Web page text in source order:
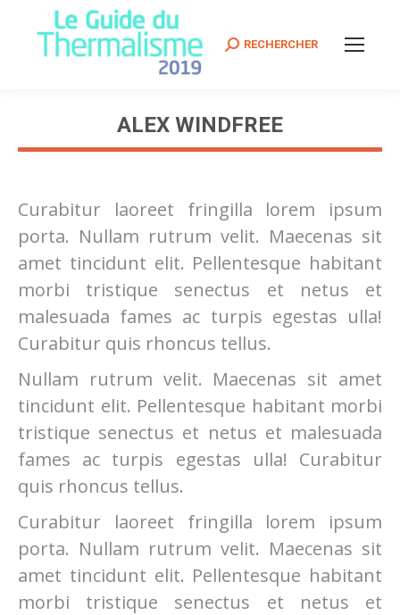
Search:
RECHERCHER
ALEX WINDFREE
Vous êtes ici :
Curabitur laoreet fringilla lorem ipsum
porta. Nullam rutrum velit. Maecenas sit
amet tincidunt elit. Pellentesque habitant
morbi tristique senectus et netus et
malesuada fames ac turpis egestas ulla!
Curabitur quis rhoncus tellus.
Nullam rutrum velit. Maecenas sit amet
tincidunt elit. Pellentesque habitant morbi
tristique senectus et netus et malesuada
fames ac turpis egestas ulla! Curabitur
quis rhoncus tellus.
Curabitur laoreet fringilla lorem ipsum
porta. Nullam rutrum velit. Maecenas sit
amet tincidunt elit. Pellentesque habitant
morbi tristique senectus et netus et